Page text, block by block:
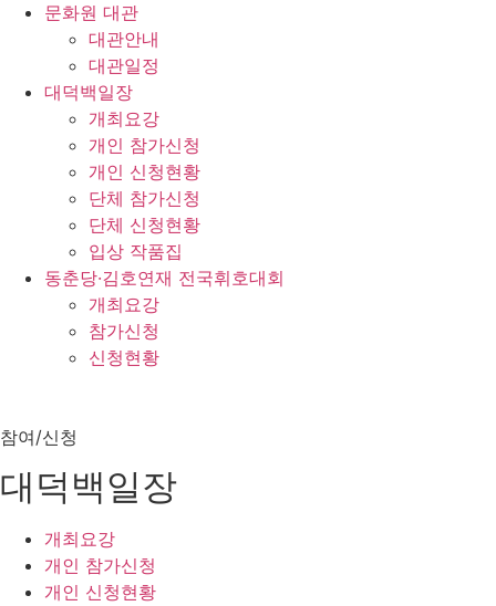
문화원 대관
대관안내
대관일정
대덕백일장
개최요강
개인 참가신청
개인 신청현황
단체 참가신청
단체 신청현황
입상 작품집
동춘당·김호연재 전국휘호대회
개최요강
참가신청
신청현황
참여/신청
대덕백일장
개최요강
개인 참가신청
개인 신청현황